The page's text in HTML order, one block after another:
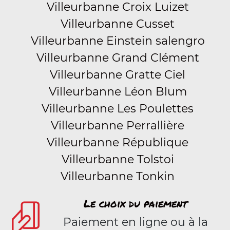
Villeurbanne Croix Luizet
Villeurbanne Cusset
Villeurbanne Einstein salengro
Villeurbanne Grand Clément
Villeurbanne Gratte Ciel
Villeurbanne Léon Blum
Villeurbanne Les Poulettes
Villeurbanne Perrallière
Villeurbanne République
Villeurbanne Tolstoi
Villeurbanne Tonkin
Le choix du paiement
Paiement en ligne ou à la